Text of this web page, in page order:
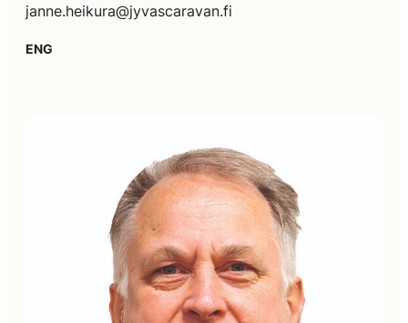
janne.heikura@jyvascaravan.fi
ENG